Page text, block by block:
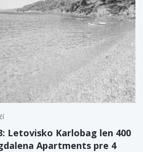
Letovisko Karlobag len 400
Apartments pre 4